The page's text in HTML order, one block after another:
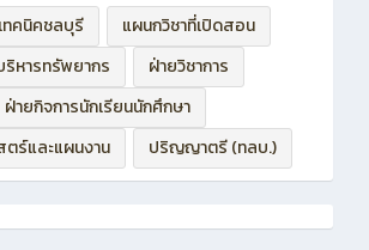
เทคนิคชลบุรี
แผนกวิชาที่เปิดสอน
บริหารทรัพยากร
ฝ่ายวิชาการ
ฝ่ายกิจการนักเรียนนักศึกษา
ร์และแผนงาน
ปริญญาตรี (ทลบ.)